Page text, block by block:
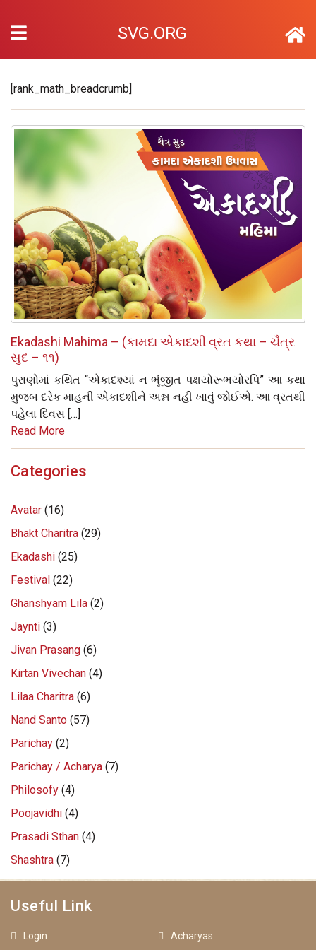
SVG.ORG
[rank_math_breadcrumb]
Ekadashi Mahima – (કામદા એકાદશી વ્રત કથા – ચૈત્ર
સુદ – ૧૧)
પુરાણોમાં કથિત “એકાદશ્યાં ન ભૂંજીત પક્ષયોરૂભયોરપિ” આ કથા
મુજબ દરેક માહની એકાદશીને અન્ન નહી ખાવું જોઈએ. આ વ્રતથી
પહેલા દિવસ […]
Read More
Categories
Avatar (16)
Bhakt Charitra (29)
Ekadashi (25)
Festival (22)
Ghanshyam Lila (2)
Jaynti (3)
Jivan Prasang (6)
Kirtan Vivechan (4)
Lilaa Charitra (6)
Nand Santo (57)
Parichay (2)
Parichay / Acharya (7)
Philosofy (4)
Poojavidhi (4)
Prasadi Sthan (4)
Shashtra (7)
Useful Link
Login
Acharyas